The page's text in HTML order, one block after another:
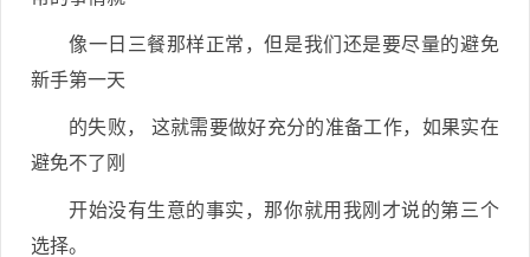
像一日三餐那样正常，但是我们还是要尽量的避免
新手第一天
的失败， 这就需要做好充分的准备工作，如果实在
避免不了刚
开始没有生意的事实，那你就用我刚才说的第三个
选择。